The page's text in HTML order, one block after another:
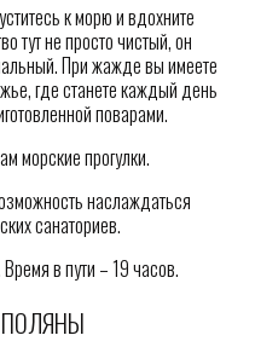
к морю и вдохните
тут не просто чистый, он
При жажде вы имеете
где станете каждый день
поварами.
морские прогулки.
наслаждаться
санаториев.
в пути – 19 часов.